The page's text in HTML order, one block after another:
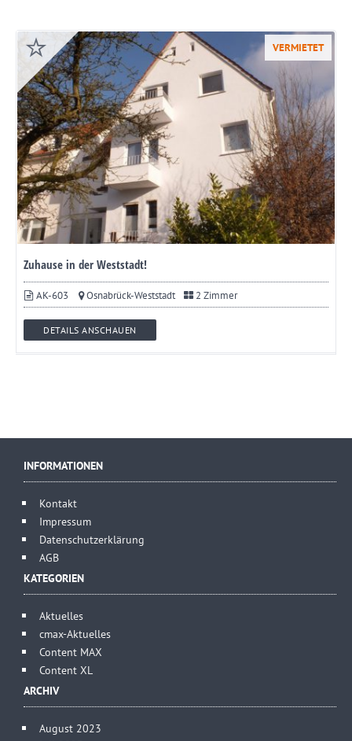
VERMIETET
Zuhause in der Weststadt!
AK-603 Osnabrück-Weststadt 2 Zimmer
DETAILS ANSCHAUEN
INFORMATIONEN
Kontakt
Impressum
Datenschutzerklärung
AGB
KATEGORIEN
Aktuelles
cmax-Aktuelles
Content MAX
Content XL
ARCHIV
August 2023